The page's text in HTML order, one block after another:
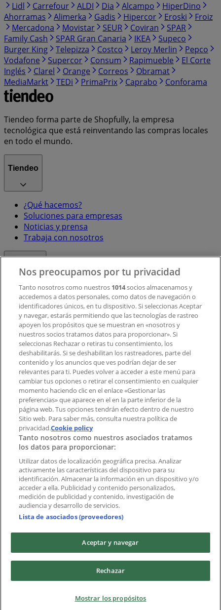
Lidl
Carrefour ALDI Dia Alcampo
HiperDino
Ahorramas
Alimerka Gadis Hipercor Eroski
Froiz
Mercadona
Movistar SEUR Coviran
SPAR
Family Cash
SPAR Gran Canaria IKEA
Supeco
Burger King
Telepizza Costco Leroy Merlin
Pepco
Vodafone
Supercor Consum Rapimueble
El Corte
Inglés
Clarel Orange Correos
Obramat
MediaMarkt
TEDi PrimaPrix Caprabo Conforama
Tiendeo forma parte de Shopfully, la empresa
tecnológica que está reinventando las compras locales
en todo el mundo.
Tiendeo
¿Qué hacemos?
Soluciones para empresas
Noticias y prensa
Trabaja con nosotros
Contacto comercial y de marketing
Tienda mal colocada en el mapa
Notificar un folleto
¿Encontraste un problema en la web o en la
aplicación?
Índices
Marcas
Marcas locales
Negocios
Negocios cercanos
Productos
Productos locales
Ciudades
Descargar la APP Tiendeo
Copyright © Tiendeo ® 2026 · Shopfully Marketing S.L.U. –
Términos y condicionesPolítica de privacidad
Nos preocupamos por tu privacidad
Tanto nosotros como nuestros 1014socios almacenamos y
accedemos a datos personales, como datos de navegación o
identificadores únicos, en tu dispositivo. Si seleccionas Aceptar
y navegar, estarás permitiendo que las tecnologías de rastreo
apoyen los propósitos que se muestran en «nosotros y
nuestros socios tratamos datos para proporcionar». Si
seleccionas Rechazar o retiras tu consentimiento, los
deshabilitarás. Si se deshabilitan los rastreadores, parte del
contenido y los anuncios que ves podrían dejar de ser
relevantes para ti. Puedes volver a acceder a este menú para
cambiar tus opciones o retirar el consentimiento en cualquier
momento haciendo clic en el enlace «Gestionar las
preferencias» que aparece en el en la parte inferior de la
página web. Tus opciones tendrán efecto dentro de nuestro
Sitio web. Para saber más, consulta nuestra política de
privacidad.Cookie policy
Tanto nosotros como nuestros asociados tratamos
los datos para proporcionar:
Utilizar datos de localización geográfica precisa. Analizar
activamente las características del dispositivo para su
identificación. Almacenar la información en un dispositivo y/o
acceder a ella. Publicidad y contenido personalizados,
medición de publicidad y contenido, investigación de
audiencia y desarrollo de servicios.
Lista de asociados (proveedores)
Aceptar y navegar
Rechazar
Mostrar los propósitos